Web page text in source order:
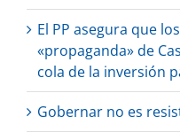
El PP asegura que
«propaganda» de
cola de la inversión
Gobernar no es